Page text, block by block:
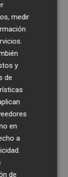
medir
y
de
en
a
.
de